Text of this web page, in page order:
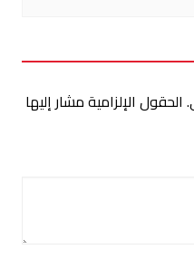
الحقول الإلزامية مشار إليها